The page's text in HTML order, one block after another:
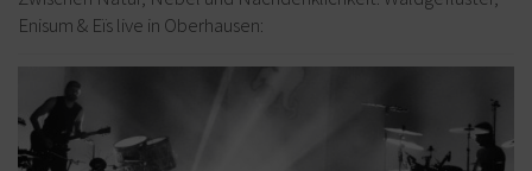
Enisum & Eïs live in Oberhausen: